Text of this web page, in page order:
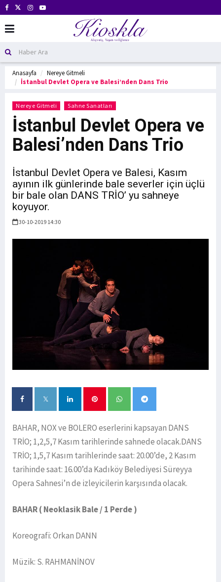
Anasayfa
Nereye Gitmeli
İstanbul Devlet Opera ve Balesi’nden Dans Trio
Nereye Gitmeli Sahne Sanatları
İstanbul Devlet Opera ve
Balesi’nden Dans Trio
İstanbul Devlet Opera ve Balesi, Kasım
ayının ilk günlerinde bale severler için üçlü
bir bale olan DANS TRİO’ yu sahneye
koyuyor.
30-10-2019 14:30
BAHAR, NOX ve BOLERO eserlerini kapsayan DANS
TRİO; 1,2,5,7 Kasım tarihlerinde sahnede olacak.DANS
TRİO; 1,5,7 Kasım tarihlerinde saat: 20.00’de, 2 Kasım
tarihinde saat: 16.00’da Kadıköy Belediyesi Süreyya
Opera Sahnesi’n de izleyicilerin karşısında olacak.
BAHAR ( Neoklasik Bale / 1 Perde )
Koreografi: Orkan DANN
Müzik: S. RAHMANİNOV